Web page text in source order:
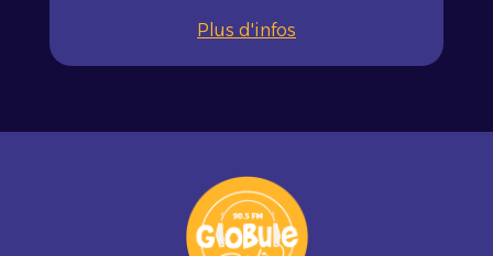
Plus d'infos